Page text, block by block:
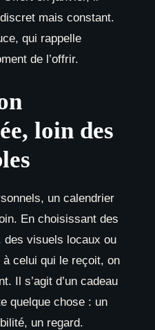
mais constant.
qui rappelle
de l’offrir.
loin des
un calendrier
En choisissant des
des visuels locaux ou
celui qui le reçoit, on
Il s’agit d’un cadeau
quelque chose : un
un regard.